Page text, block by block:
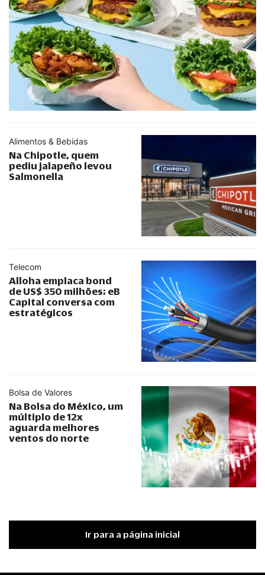
Alimentos & Bebidas
Na Chipotle, quem
pediu jalapeño levou
Salmonella
Telecom
Alloha emplaca bond
de US$ 350 milhões; eB
Capital conversa com
estratégicos
Bolsa de Valores
Na Bolsa do México, um
múltiplo de 12x
aguarda melhores
ventos do norte
Ir para a página inicial